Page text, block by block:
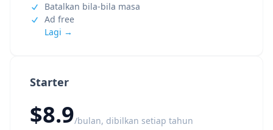
Starter
$8.9/bulan, dibilkan setiap tahun
Batalkan bila-bila masa
Ad free
Lagi →